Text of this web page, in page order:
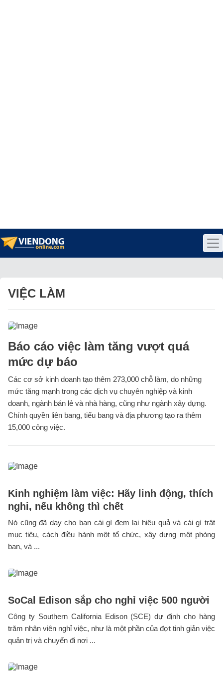
VIỆC LÀM
Báo cáo việc làm tăng vượt quá
mức dự báo
Các cơ sở kinh doanh tạo thêm 273,000 chỗ làm, do những
mức tăng mạnh trong các dịch vụ chuyên nghiệp và kinh
doanh, ngành bán lẻ và nhà hàng, cũng như ngành xây dựng.
Chính quyền liên bang, tiểu bang và địa phương tạo ra thêm
15,000 công việc.
Kinh nghiệm làm việc: Hãy linh động, thích
nghi, nếu không thì chết
Nó cũng đã dạy cho bạn cái gì đem lại hiệu quả và cái gì trật
mục tiêu, cách điều hành một tổ chức, xây dựng một phòng
ban, và ...
SoCal Edison sắp cho nghỉ việc 500 người
Công ty Southern California Edison (SCE) dự định cho hàng
trăm nhân viên nghỉ việc, như là một phần của đợt tinh giản việc
quản trị và chuyển đi nơi ...